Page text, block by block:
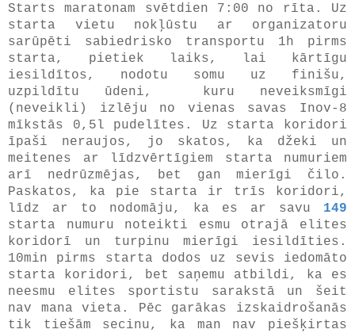
Starts maratonam svētdien 7:00 no rīta. Uz
starta vietu nokļūstu ar organizatoru
sarūpēti sabiedrisko transportu 1h pirms
starta, pietiek laiks, lai kārtīgu
iesildītos, nodotu somu uz finišu,
uzpildītu ūdeni, kuru neveiksmīgi
(neveikli) izlēju no vienas savas Inov-8
mīkstās 0,5l pudelītes. Uz starta koridori
īpaši neraujos, jo skatos, ka džeki un
meitenes ar līdzvērtīgiem starta numuriem
arī nedrūzmējas, bet gan mierīgi čilo.
Paskatos, ka pie starta ir trīs koridori,
līdz ar to nodomāju, ka es ar savu 149
starta numuru noteikti esmu otrajā elites
koridorī un turpinu mierīgi iesildīties.
10min pirms starta dodos uz sevis iedomāto
starta koridori, bet saņemu atbildi, ka es
neesmu elites sportistu sarakstā un šeit
nav mana vieta. Pēc garākas izskaidrošanās
tik tiešām secinu, ka man nav piešķirtas